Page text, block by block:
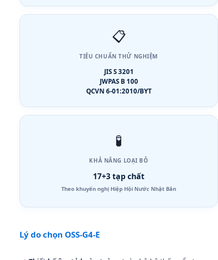
📋
TIÊU CHUẨN THỬ NGHIỆM
JIS S 3201
JWPAS B 100
QCVN 6-01:2010/BYT
🧪
KHẢ NĂNG LOẠI BỎ
17+3 tạp chất
Theo khuyến nghị Hiệp Hội Nước Nhật Bản
Lý do chọn OSS-G4-E